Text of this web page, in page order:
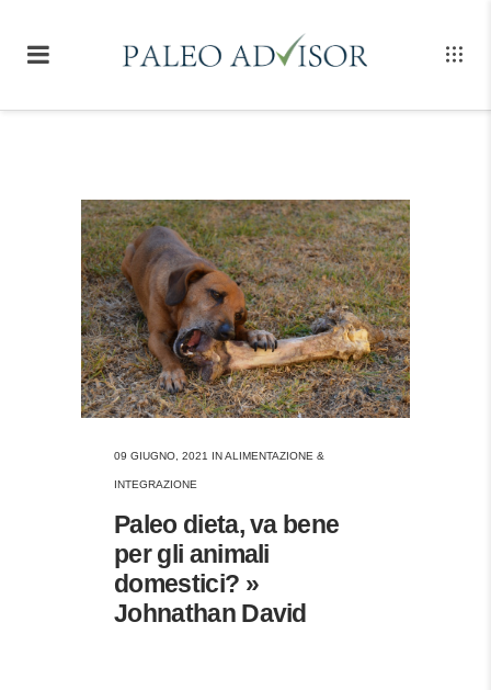
09 GIUGNO, 2021 IN ALIMENTAZIONE &
INTEGRAZIONE
Paleo dieta, va bene
per gli animali
domestici? »
Johnathan David